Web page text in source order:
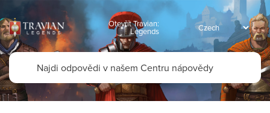
Otevřít Travian:
Legends